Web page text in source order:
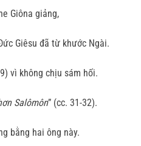
Giôna giảng,
Giêsu đã từ khước Ngài.
vì không chịu sám hối.
Salômôn” (cc. 31-32).
bằng hai ông này.